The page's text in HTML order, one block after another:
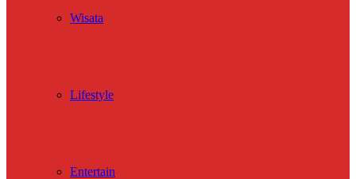
Wisata
Lifestyle
Entertain